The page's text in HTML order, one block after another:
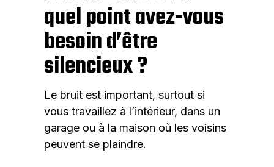
quel point avez-vous
besoin d’être
silencieux ?
Le bruit est important, surtout si
vous travaillez à l’intérieur, dans un
garage ou à la maison où les voisins
peuvent se plaindre.